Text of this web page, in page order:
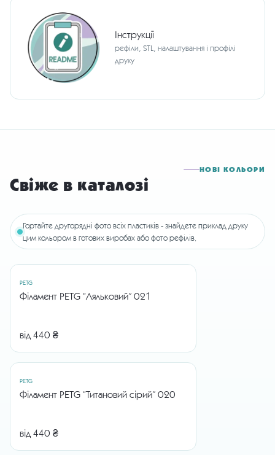
Інструкції
рефіли, STL, налаштування і профілі
друку
НОВІ КОЛЬОРИ
Свіже в каталозі
Гортайте другорядні фото всіх пластиків - знайдете приклад друку
цим кольором в готових виробах або фото рефілів.
PETG
Філамент PETG “Ляльковий” 021
від 440 ₴
PETG
Філамент PETG “Титановий сірий” 020
від 440 ₴